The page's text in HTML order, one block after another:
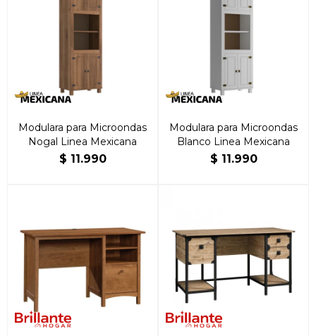
Modulara para Microondas
Nogal Linea Mexicana
$ 11.990
Modulara para Microondas
Blanco Linea Mexicana
$ 11.990